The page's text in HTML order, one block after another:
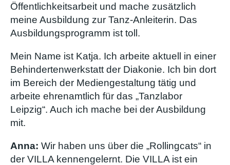
Öffentlichkeitsarbeit und mache zusätzlich
meine Ausbildung zur Tanz-Anleiterin. Das
Ausbildungsprogramm ist toll.
Mein Name ist Katja. Ich arbeite aktuell in einer
Behindertenwerkstatt der Diakonie. Ich bin dort
im Bereich der Mediengestaltung tätig und
arbeite ehrenamtlich für das „Tanzlabor
Leipzig“. Auch ich mache bei der Ausbildung
mit.
Anna: Wir haben uns über die „Rollingcats“ in
der VILLA kennengelernt. Die VILLA ist ein